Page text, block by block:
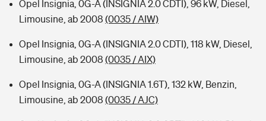
Opel Insignia, 0G-A (INSIGNIA 2.0 CDTI), 96 kW, Diesel,
Limousine, ab 2008 (0035 / AIW)
Opel Insignia, 0G-A (INSIGNIA 2.0 CDTI), 118 kW, Diesel,
Limousine, ab 2008 (0035 / AIX)
Opel Insignia, 0G-A (INSIGNIA 1.6T), 132 kW, Benzin,
Limousine, ab 2008 (0035 / AJC)